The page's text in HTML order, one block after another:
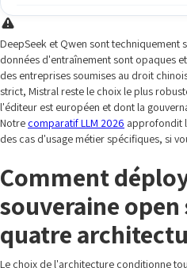
DeepSeek et Qwen sont techniquement
données d'entraînement sont opaques
des entreprises soumises au droit
strict, Mistral reste le choix le plus
l'éditeur est européen et dont la
Notre comparatif LLM 2026 approfondit
des cas d'usage métier spécifiques, si
Comment
souveraine open
quatre
Le choix de l'architecture conditionne